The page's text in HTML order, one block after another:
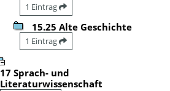
1 Eintrag
15.25 Alte Geschichte
1 Eintrag
17 Sprach- und
Literaturwissenschaft